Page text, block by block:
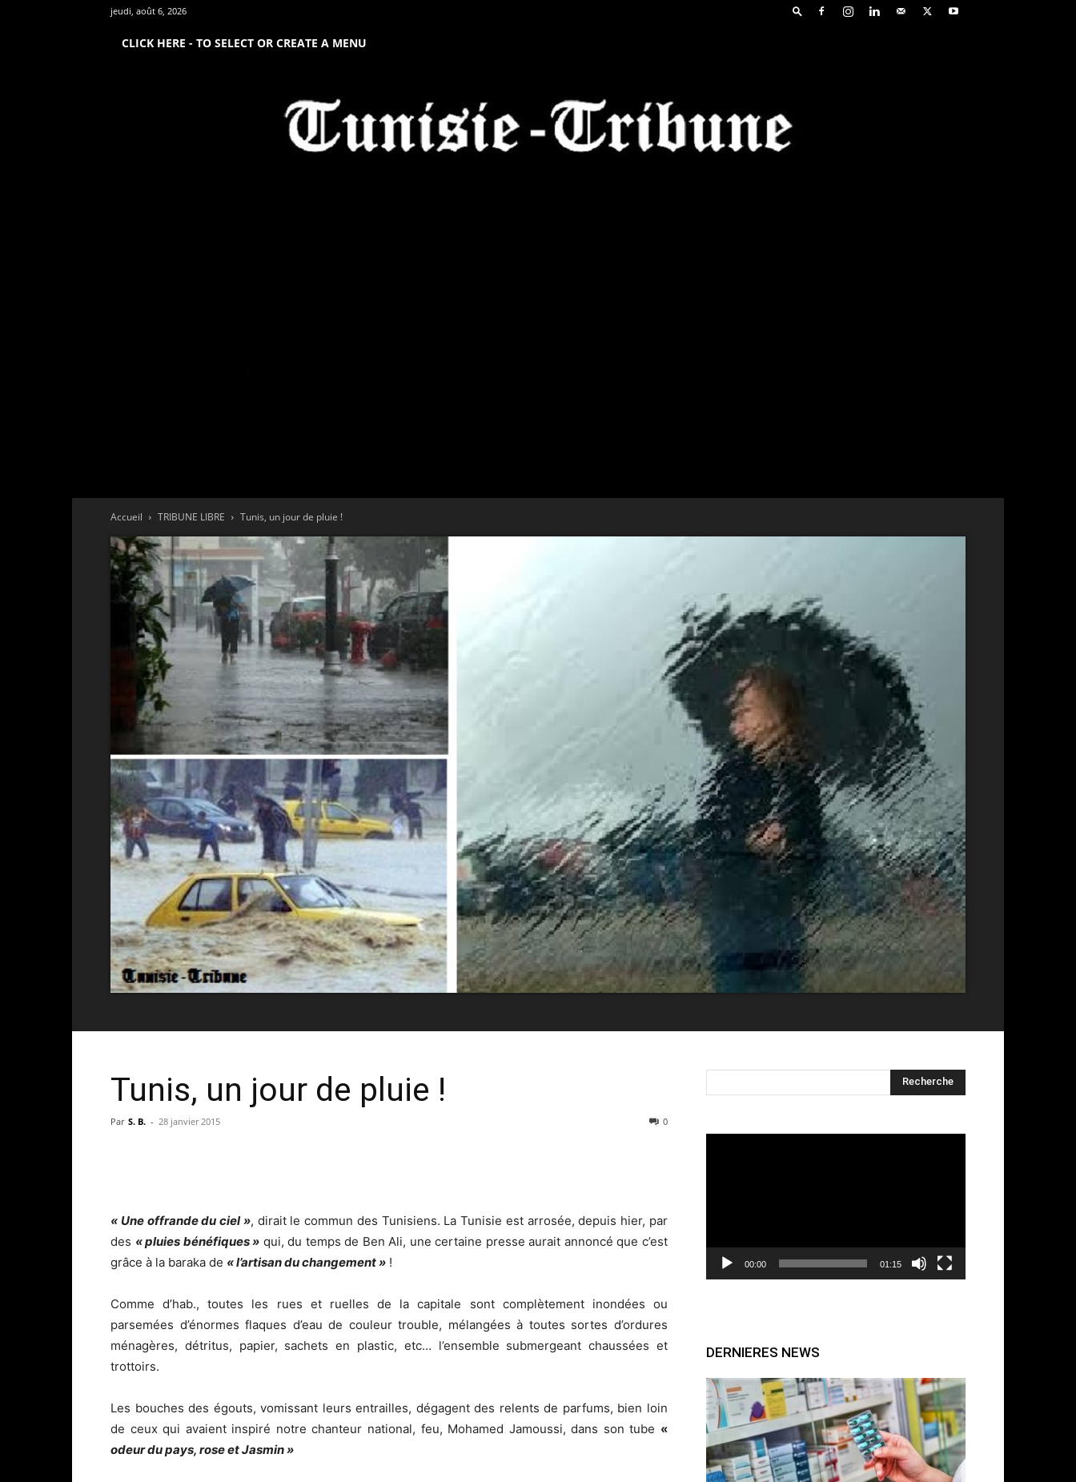
jeudi, août 6, 2026
CLICK HERE - TO SELECT OR CREATE A MENU
Accueil TRIBUNE LIBRE Tunis, un jour de pluie !
Tunis, un jour de pluie !
Par S. B. - 28 janvier 2015 0
« Une offrande du ciel », dirait le commun des Tunisiens. La Tunisie est arrosée, depuis hier, par
des « pluies bénéfiques » qui, du temps de Ben Ali, une certaine presse aurait annoncé que c’est
grâce à la baraka de « l’artisan du changement » !
Comme d’hab., toutes les rues et ruelles de la capitale sont complètement inondées ou
parsemées d’énormes flaques d’eau de couleur trouble, mélangées à toutes sortes d’ordures
ménagères, détritus, papier, sachets en plastic, etc… l’ensemble submergeant chaussées et
trottoirs.
Les bouches des égouts, vomissant leurs entrailles, dégagent des relents de parfums, bien loin
de ceux qui avaient inspiré notre chanteur national, feu, Mohamed Jamoussi, dans son tube «
odeur du pays, rose et Jasmin »
00:00 01:15
DERNIERES NEWS